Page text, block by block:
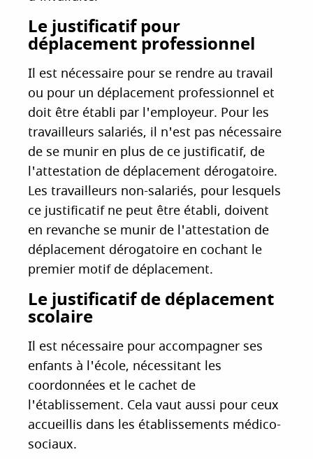
Le justificatif pour
déplacement professionnel
Il est nécessaire pour se rendre au travail
ou pour un déplacement professionnel et
doit être établi par l'employeur. Pour les
travailleurs salariés, il n'est pas nécessaire
de se munir en plus de ce justificatif, de
l'attestation de déplacement dérogatoire.
Les travailleurs non-salariés, pour lesquels
ce justificatif ne peut être établi, doivent
en revanche se munir de l'attestation de
déplacement dérogatoire en cochant le
premier motif de déplacement.
Le justificatif de déplacement
scolaire
Il est nécessaire pour accompagner ses
enfants à l'école, nécessitant les
coordonnées et le cachet de
l'établissement. Cela vaut aussi pour ceux
accueillis dans les établissements médico-
sociaux.